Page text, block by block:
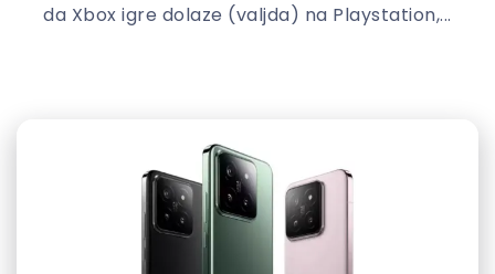
da Xbox igre dolaze (valjda) na Playstation,...